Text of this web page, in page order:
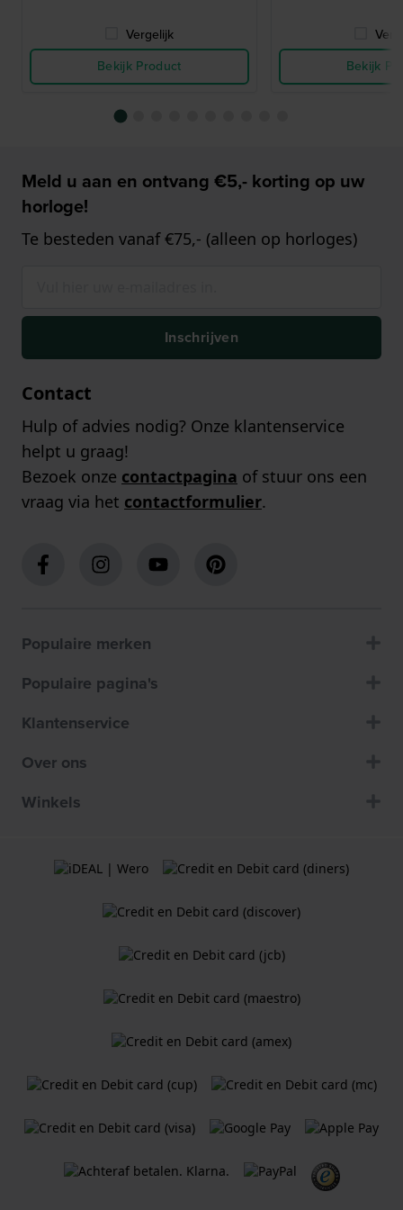
Vergelijk
Bekijk Product
Bekijk
Meld u aan en ontvang €5,- korting op uw
horloge!
Te besteden vanaf €75,- (alleen op horloges)
Inschrijven
Contact
Hulp of advies nodig? Onze klantenservice
helpt u graag!
Bezoek onze contactpagina of stuur ons een
vraag via het contactformulier.
Populaire merken
Populaire pagina's
Klantenservice
Over ons
Winkels